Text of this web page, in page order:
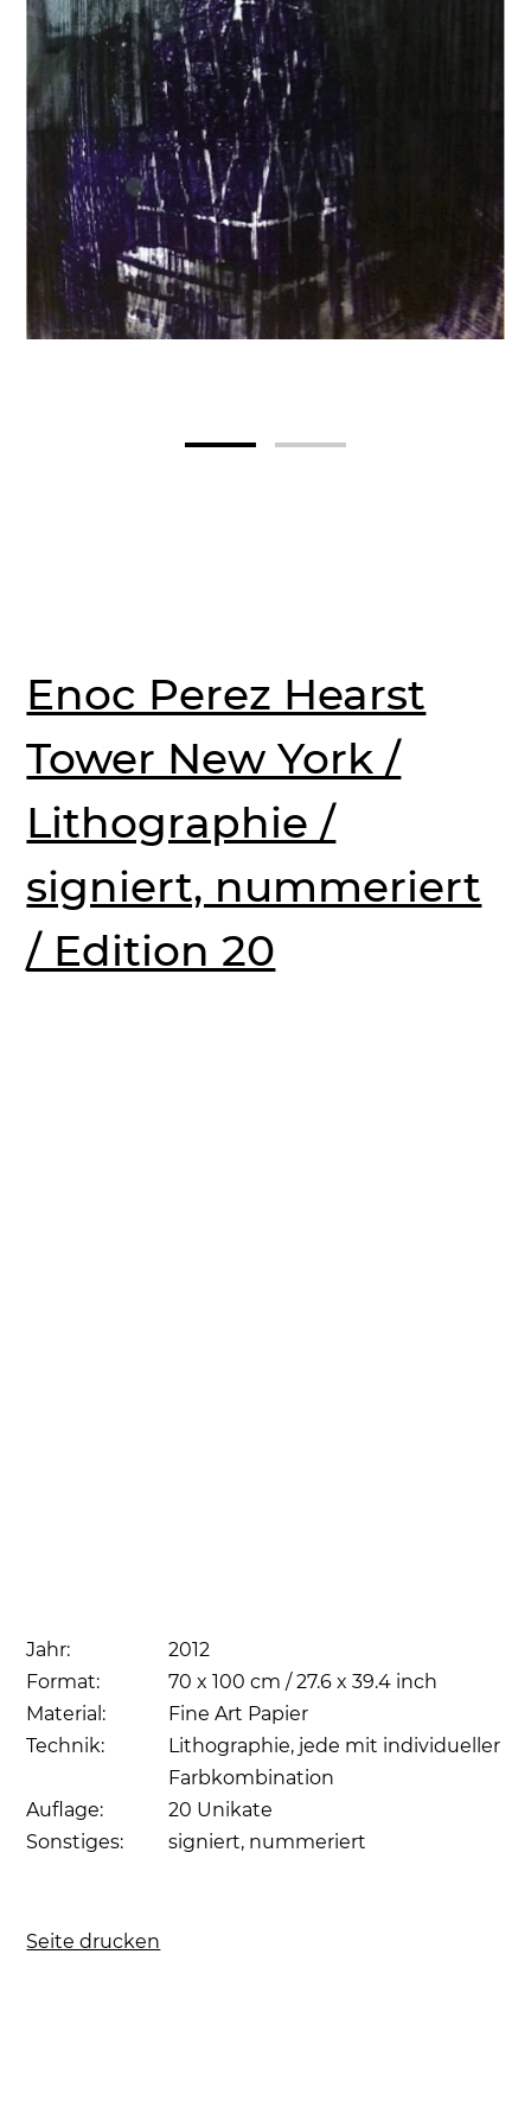
Enoc Perez Hearst
Tower New York /
Lithographie /
signiert, nummeriert
/ Edition 20
Jahr:
2012
Format:
70 x 100 cm / 27.6 x 39.4 inch
Material:
Fine Art Papier
Technik:
Lithographie, jede mit individueller
Farbkombination
Auflage:
20 Unikate
Sonstiges:
signiert, nummeriert
Seite drucken